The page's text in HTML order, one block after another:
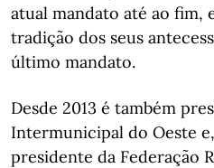
atual mandato até ao fim,
tradição dos seus
último mandato.
Desde 2013 é também
Intermunicipal do Oeste
presidente da Federação